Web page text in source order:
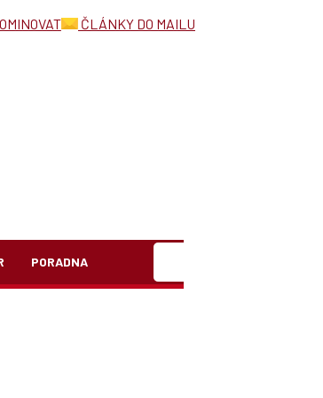
PORADNA
ČLÁNKY DO MAILU